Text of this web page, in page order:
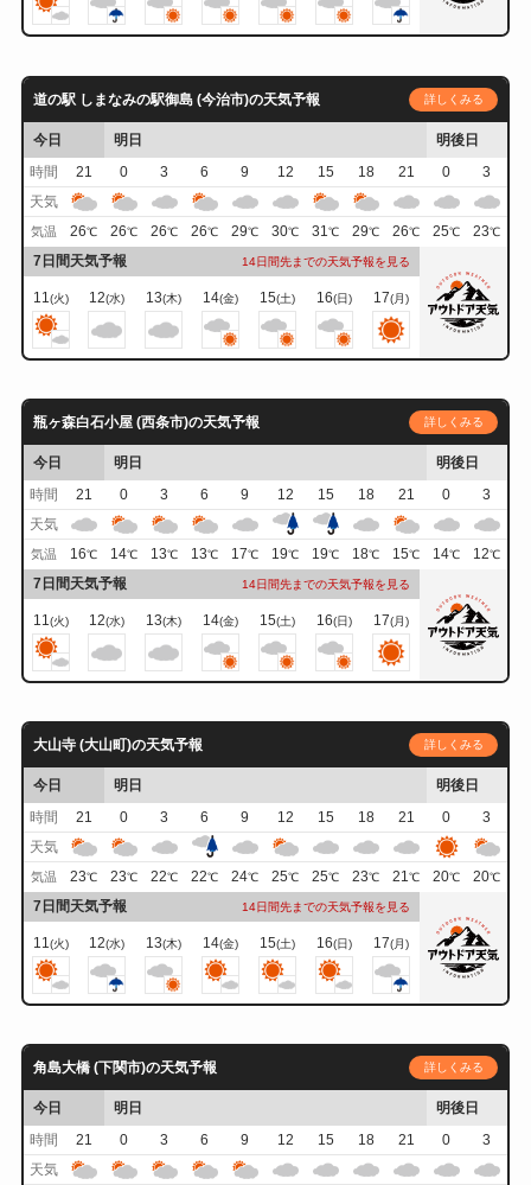
道の駅 しまなみの駅御島 (今治市)の天気予報 詳しくみる
今日 明日
明後日
時間
21 0 3 6 9 12 15 18 21 0
3
天気
気温 26℃ 26℃ 26℃ 26℃ 29℃ 30℃ 31℃ 29℃ 26℃ 25℃ 23℃
7日間天気予報 14日間先までの天気予報を見る
11(火) 12(水) 13(木) 14(金) 15(土) 16(日) 17(月)
瓶ヶ森白石小屋 (西条市)の天気予報 詳しくみる
今日 明日
明後日
時間
21 0 3 6 9 12 15 18 21 0
3
天気
気温 16℃ 14℃ 13℃ 13℃ 17℃ 19℃ 19℃ 18℃ 15℃ 14℃ 12℃
7日間天気予報 14日間先までの天気予報を見る
11(火) 12(水) 13(木) 14(金) 15(土) 16(日) 17(月)
大山寺 (大山町)の天気予報 詳しくみる
今日 明日
明後日
時間
21 0 3 6 9 12 15 18 21 0
3
天気
気温 23℃ 23℃ 22℃ 22℃ 24℃ 25℃ 25℃ 23℃ 21℃ 20℃ 20℃
7日間天気予報 14日間先までの天気予報を見る
11(火) 12(水) 13(木) 14(金) 15(土) 16(日) 17(月)
角島大橋 (下関市)の天気予報 詳しくみる
今日 明日
明後日
時間
21 0 3 6 9 12 15 18 21 0
3
天気